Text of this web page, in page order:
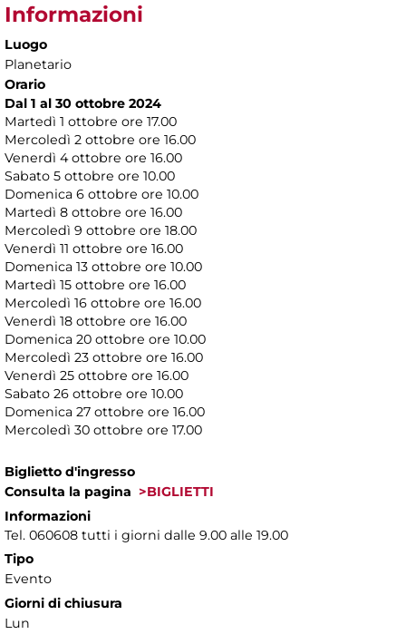
Informazioni
Luogo
Planetario
Orario
Dal 1 al 30 ottobre 2024
Martedì 1 ottobre ore 17.00
Mercoledì 2 ottobre ore 16.00
Venerdì 4 ottobre ore 16.00
Sabato 5 ottobre ore 10.00
Domenica 6 ottobre ore 10.00
Martedì 8 ottobre ore 16.00
Mercoledì 9 ottobre ore 18.00
Venerdì 11 ottobre ore 16.00
Domenica 13 ottobre ore 10.00
Martedì 15 ottobre ore 16.00
Mercoledì 16 ottobre ore 16.00
Venerdì 18 ottobre ore 16.00
Domenica 20 ottobre ore 10.00
Mercoledì 23 ottobre ore 16.00
Venerdì 25 ottobre ore 16.00
Sabato 26 ottobre ore 10.00
Domenica 27 ottobre ore 16.00
Mercoledì 30 ottobre ore 17.00
Biglietto d'ingresso
Consulta la pagina >BIGLIETTI
Informazioni
Tel. 060608 tutti i giorni dalle 9.00 alle 19.00
Tipo
Evento
Giorni di chiusura
Lun